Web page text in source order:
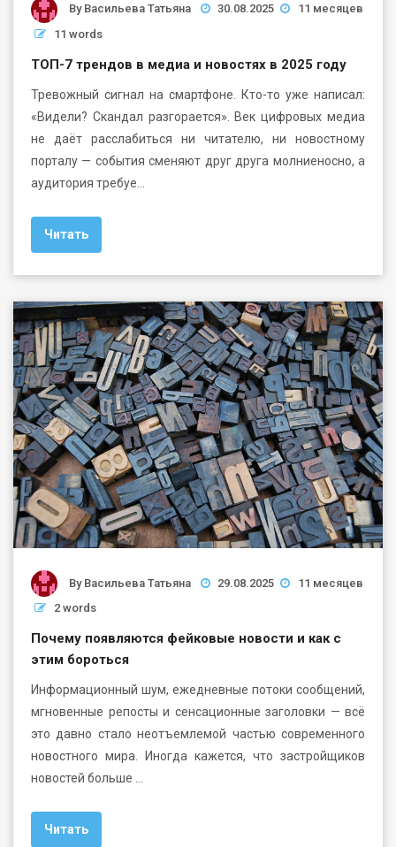
By Васильева Татьяна 30.08.2025
11 месяцев
11 words
ТОП-7 трендов в медиа и новостях в 2025 году
Тревожный сигнал на смартфоне. Кто-то уже написал:
«Видели? Скандал разгорается». Век цифровых медиа
не даёт расслабиться ни читателю, ни новостному
порталу — события сменяют друг друга молниеносно, а
аудитория требуе…
Читать
By Васильева Татьяна 29.08.2025
11 месяцев
2 words
Почему появляются фейковые новости и как с
этим бороться
Информационный шум, ежедневные потоки сообщений,
мгновенные репосты и сенсационные заголовки — всё
это давно стало неотъемлемой частью современного
новостного мира. Иногда кажется, что застройщиков
новостей больше …
Читать